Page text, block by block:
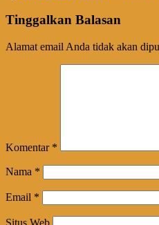
Tinggalkan Balasan
Alamat email Anda tidak akan
Komentar *
Nama *
Email *